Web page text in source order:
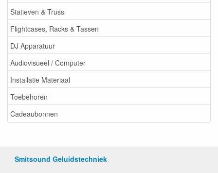
Statieven & Truss
Flightcases, Racks & Tassen
DJ Apparatuur
Audiovisueel / Computer
Installatie Materiaal
Toebehoren
Cadeaubonnen
Smitsound Geluidstechniek